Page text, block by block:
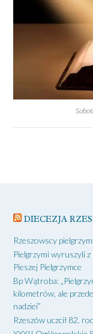
DIECEZJA
Rzeszowscy
Pielgrzymi wyruszyli
Pieszej Pielgrzymce
Bp Wątroba:
kilometrów, ale
nadziei”
Rzeszów uczcił 82.